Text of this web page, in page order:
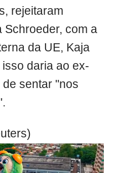
rejeitaram
Schroeder, com a
da UE, Kaja
daria ao ex-
sentar "nos